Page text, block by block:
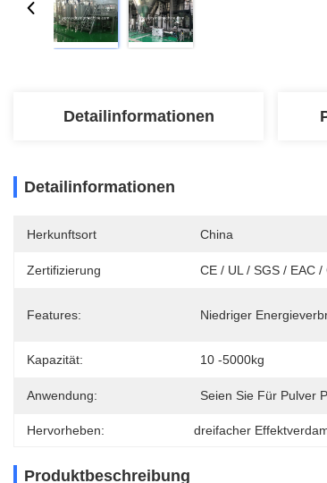
Detailinformationen
Detailinformationen
Herkunftsort China
Zertifizierung CE / UL / SGS / EAC /
Features: Niedriger
Kapazität: 10 -5000kg
Anwendung: Seien Sie Für Pulver
Hervorheben: dreifacher
Produktbeschreibung